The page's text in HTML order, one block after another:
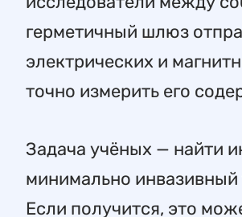
герметичный шлюз
электрических и
точно измерить его
Задача учёных — найти
минимально инвазивный
Если получится, это